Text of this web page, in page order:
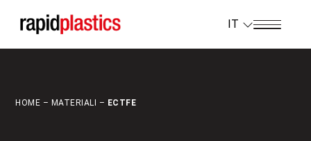
IT
HOME – MATERIALI – ECTFE